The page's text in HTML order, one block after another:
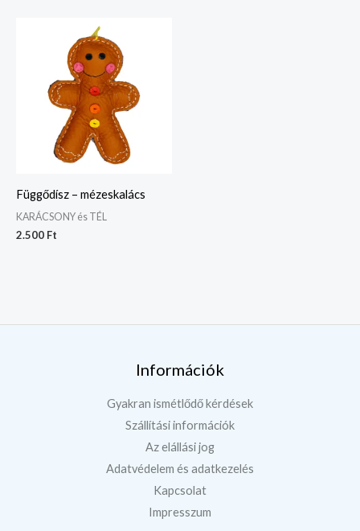
Függődísz – mézeskalács
KARÁCSONY és TÉL
2.500 Ft
Információk
Gyakran ismétlődő kérdések
Szállítási információk
Az elállási jog
Adatvédelem és adatkezelés
Kapcsolat
Impresszum